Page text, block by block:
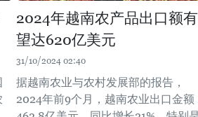
2024年越南农产品出口额有
望达620亿美元
31/10/2024 02:40
据越南农业与农村发展部的报告，
2024年前9个月，越南农业出口金额